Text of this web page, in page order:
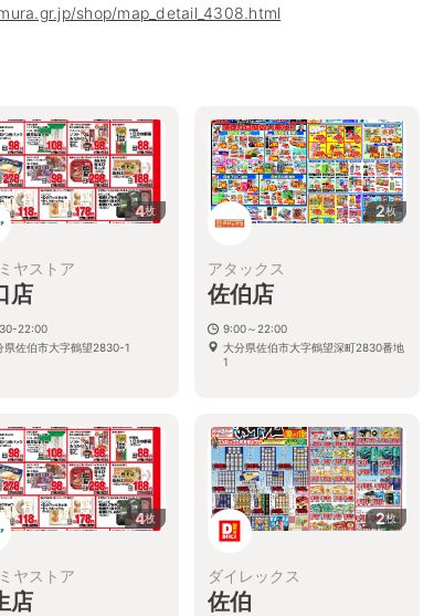
shop/map_detail_4308.html
4枚
ヤストア
店
22:00
県佐伯市大字鶴望2830-1
2枚
アタックス
佐伯店
9:00～22:00
大分県佐伯市大字鶴望深町2830番地
1
4枚
ヤストア
店
2枚
ダイレックス
佐伯